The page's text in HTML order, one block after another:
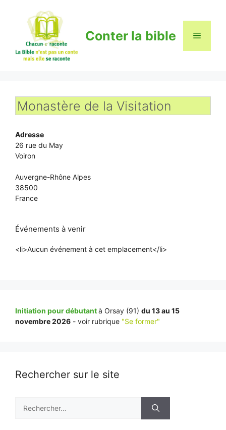
Conter la bible Menu
Monastère de la Visitation
Adresse
26 rue du May
Voiron
Auvergne-Rhône Alpes
38500
France
Événements à venir
<li>Aucun événement à cet emplacement</li>
Initiation pour débutantà Orsay (91) du 13 au 15
novembre 2026 - voir rubrique "Se former"
Rechercher sur le site